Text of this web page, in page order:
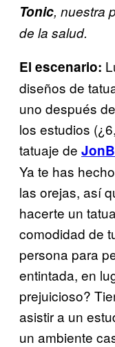
Tonic, nuestra
de la salud.
El escenario:
diseños de
uno después
los estudios
tatuaje de
Ya te has
las orejas, así
hacerte un
comodidad de
persona para
entintada, en
prejuicioso?
asistir a un
un ambiente